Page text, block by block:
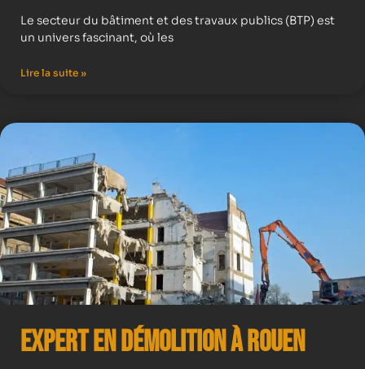
Le secteur du bâtiment et des travaux publics (BTP) est
un univers fascinant, où les
Lire la suite »
Expert en démolition à Rouen